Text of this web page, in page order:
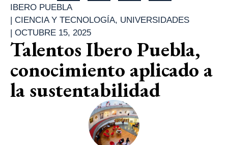
IBERO PUEBLA
| CIENCIA Y TECNOLOGÍA, UNIVERSIDADES
| OCTUBRE 15, 2025
Talentos Ibero Puebla,
conocimiento aplicado a
la sustentabilidad